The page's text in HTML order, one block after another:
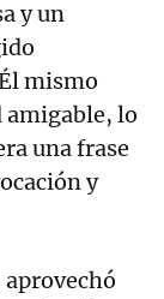
y un
mismo
amigable, lo
una frase
y
aprovechó